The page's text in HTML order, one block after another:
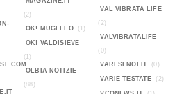
(2)
OK! MUGELLO
(1)
OK! VALDISIEVE
(1)
OLBIA NOTIZIE
(88)
VAL VIBRATA LIFE
(2)
VALVIBRATALIFE
(0)
VARESENOI.IT
(0)
VARIE TESTATE (2)